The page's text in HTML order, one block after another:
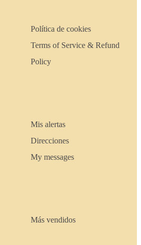
Política de cookies
Terms of Service & Refund
Policy
Mis alertas
Direcciones
My messages
Más vendidos